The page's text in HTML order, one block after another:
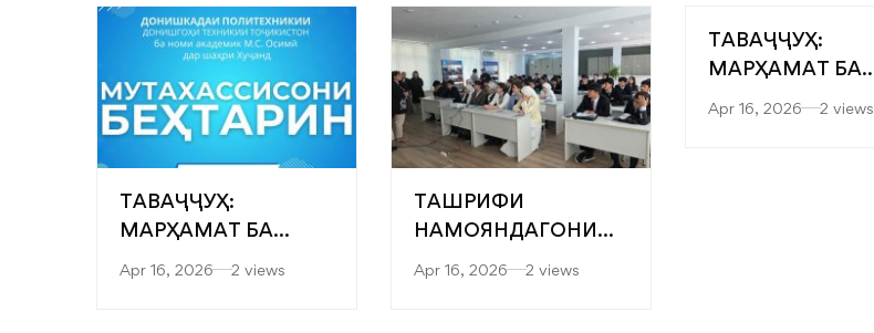
ТАВАҶҶУҲ:
МАРҲАМАТ БА
ЯРМАРКАИ
Apr 16, 2026 2 views
ТАШРИФИ
НАМОЯНДАГОНИ
“САРОБ” БА
Apr 16, 2026 2 views
ТАВАҶҶУҲ:
МАРҲАМАТ БА
Apr 16, 2026 2 views